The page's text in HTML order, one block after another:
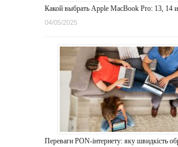
Какой выбрать Apple MacBook Pro: 13, 14
04/05/2025
Переваги PON-інтернету: яку швидкість